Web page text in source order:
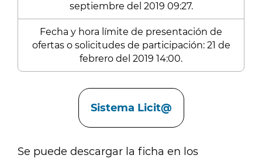
septiembre del 2019 09:27.
Fecha y hora límite de presentación de
ofertas o solicitudes de participación: 21 de
febrero del 2019 14:00.
Sistema Licit@
Se puede descargar la ficha en los